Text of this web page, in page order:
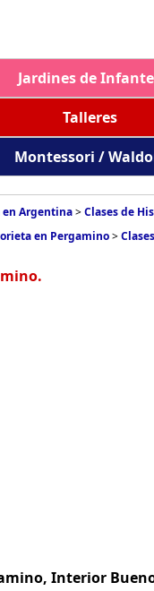
Jardines de
Talleres
Montessori /
en Argentina>Clases de
en Pergamino>
Interior